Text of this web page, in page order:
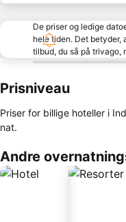
De priser og ledige
hele tiden. Det
tilbud, du så på trivago,
Prisniveau
Priser for billige hoteller i
nat.
Andre